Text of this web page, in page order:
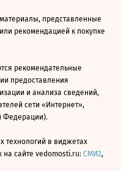
представленные
рекомендацией к покупке
рекомендательные
предоставления
и анализа сведений,
сети «Интернет»,
Федерации).
технологий в виджетах
сайте vedomosti.ru: СМИ2,